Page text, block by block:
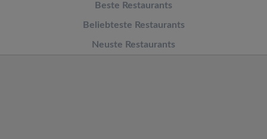
Beste Restaurants
Beliebteste Restaurants
Neuste Restaurants